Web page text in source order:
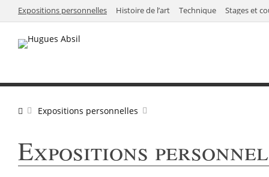
Expositions personnelles Histoire de l’art Technique Stages et
Expositions personnelles
Expositions